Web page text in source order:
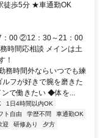
徒歩5分 ★車通勤OK
：00 ②12：30～21：00
間応相談 メインは土
！
務時間外ならいつでも練
フが好きで腕を磨きた
で働きたい ◆体を...
1日4時間以内OK
ト自由 学歴不問
車通勤OK
迎 研修あり
夕方